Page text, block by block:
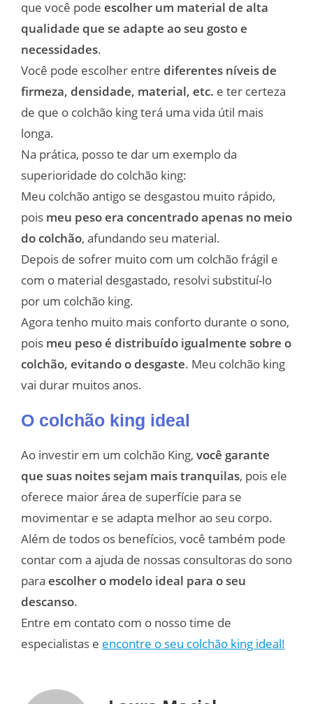
que você pode escolher um material de alta
qualidade que se adapte ao seu gosto e
necessidades.
Você pode escolher entre diferentes níveis de
firmeza, densidade, material, etc. e ter certeza
de que o colchão king terá uma vida útil mais
longa.
Na prática, posso te dar um exemplo da
superioridade do colchão king:
Meu colchão antigo se desgastou muito rápido,
pois meu peso era concentrado apenas no meio
do colchão, afundando seu material.
Depois de sofrer muito com um colchão frágil e
com o material desgastado, resolvi substituí-lo
por um colchão king.
Agora tenho muito mais conforto durante o sono,
pois meu peso é distribuído igualmente sobre o
colchão, evitando o desgaste. Meu colchão king
vai durar muitos anos.
O colchão king ideal
Ao investir em um colchão King, você garante
que suas noites sejam mais tranquilas, pois ele
oferece maior área de superfície para se
movimentar e se adapta melhor ao seu corpo.
Além de todos os benefícios, você também pode
contar com a ajuda de nossas consultoras do sono
para escolher o modelo ideal para o seu
descanso.
Entre em contato com o nosso time de
especialistas e encontre o seu colchão king ideal!